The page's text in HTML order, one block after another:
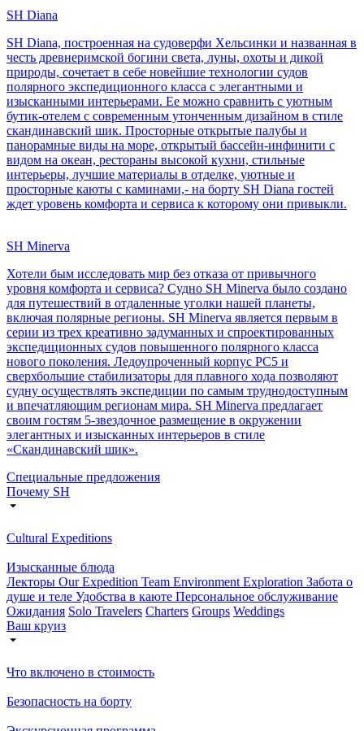
SH Diana
SH Diana, построенная на судоверфи Хельсинки и названная в
честь древнеримской богини света, луны, охоты и дикой
природы, сочетает в себе новейшие технологии судов
полярного экспедиционного класса с элегантными и
изысканными интерьерами. Ее можно сравнить с уютным
бутик-отелем с современным утонченным дизайном в стиле
скандинавский шик. Просторные открытые палубы и
панорамные виды на море, открытый бассейн-инфинити с
видом на океан, рестораны высокой кухни, стильные
интерьеры, лучшие материалы в отделке, уютные и
просторные каюты с каминами,- на борту SH Diana гостей
ждет уровень комфорта и сервиса к которому они привыкли.
SH Minerva
Хотели бым исследовать мир без отказа от привычного
уровня комфорта и сервиса? Судно SH Minerva было создано
для путешествий в отдаленные уголки нашей планеты,
включая полярные регионы. SH Minerva является первым в
серии из трех креативно задуманных и спроектированных
экспедиционных судов повышенного полярного класса
нового поколения. Ледоупроченный корпус PC5 и
сверхбольшие стабилизаторы для плавного хода позволяют
судну осуществлять экспедиции по самым труднодоступным
и впечатляющим регионам мира. SH Minerva предлагает
своим гостям 5-звездочное размещение в окружении
элегантных и изысканных интерьеров в стиле
«Скандинавский шик».
Специальные предложения
Почему SH
Cultural Expeditions
Изысканные блюда
Лекторы Our Expedition Team Environment Exploration Забота о
душе и теле Удобства в каюте Персональное обслуживание
Ожидания Solo Travelers Charters Groups Weddings
Ваш круиз
Что включено в стоимость
Безопасность на борту